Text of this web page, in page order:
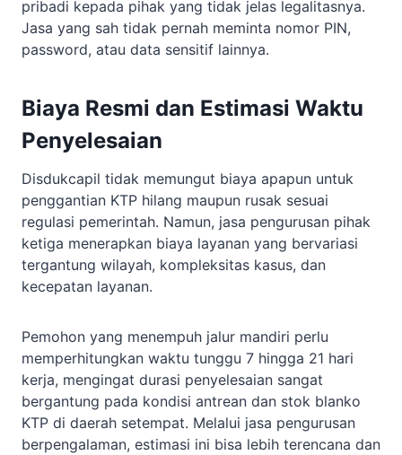
pribadi kepada pihak yang tidak jelas legalitasnya.
Jasa yang sah tidak pernah meminta nomor PIN,
password, atau data sensitif lainnya.
Biaya Resmi dan Estimasi Waktu
Penyelesaian
Disdukcapil tidak memungut biaya apapun untuk
penggantian KTP hilang maupun rusak sesuai
regulasi pemerintah. Namun, jasa pengurusan pihak
ketiga menerapkan biaya layanan yang bervariasi
tergantung wilayah, kompleksitas kasus, dan
kecepatan layanan.
Pemohon yang menempuh jalur mandiri perlu
memperhitungkan waktu tunggu 7 hingga 21 hari
kerja, mengingat durasi penyelesaian sangat
bergantung pada kondisi antrean dan stok blanko
KTP di daerah setempat. Melalui jasa pengurusan
berpengalaman, estimasi ini bisa lebih terencana dan